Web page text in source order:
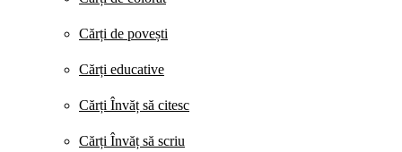
Cărți de povești
Cărți educative
Cărți Învăț să citesc
Cărți Învăț să scriu